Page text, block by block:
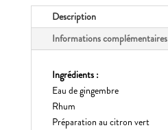
Description
Informations complémentaires
Ingrédients :
Eau de gingembre
Rhum
Préparation au citron vert